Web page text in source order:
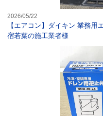
2026/05/22
【エアコン】ダイキン 業務用
宿若葉の施工業者様